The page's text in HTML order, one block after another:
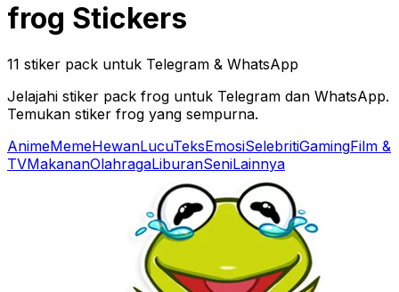
frog Stickers
11 stiker pack untuk Telegram & WhatsApp
Jelajahi stiker pack frog untuk Telegram dan WhatsApp.
Temukan stiker frog yang sempurna.
AnimeMemeHewanLucuTeksEmosiSelebritiGamingFilm &
TVMakananOlahragaLiburanSeniLainnya